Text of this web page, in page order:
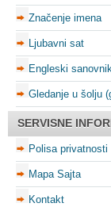
Značenje imena
Ljubavni sat
Engleski
Gledanje u šolju
SERVISNE
Polisa privatnosti
Mapa Sajta
Kontakt